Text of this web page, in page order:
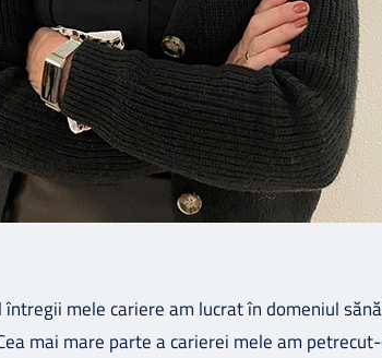
mele cariere am lucrat în domeniul
mai mare parte a carierei mele am